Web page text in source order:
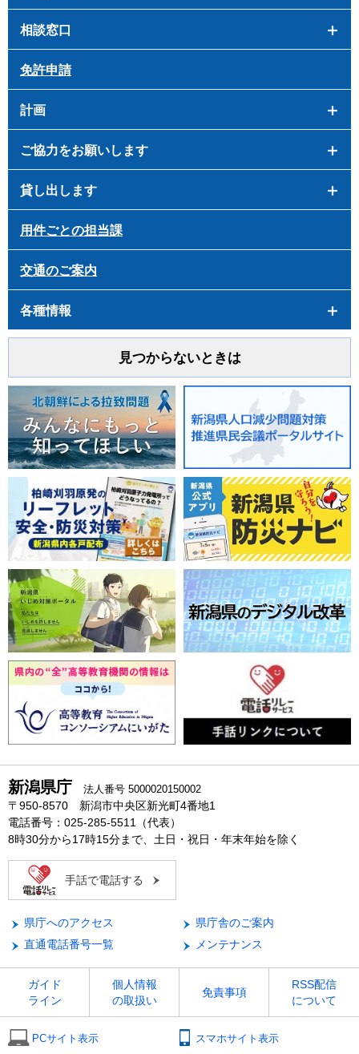
相談窓口
免許申請
計画
ご協力をお願いします
貸し出します
用件ごとの担当課
交通のご案内
各種情報
見つからないときは
新潟県庁 法人番号 5000020150002
〒950-8570 新潟市中央区新光町4番地1
電話番号：025-285-5511（代表）
8時30分から17時15分まで、土日・祝日・年末年始を除く
手話で電話する
県庁へのアクセス
県庁舎のご案内
直通電話番号一覧
メンテナンス
ガイド
ライン
個人情報
の取扱い
免責事項
RSS配信
について
PCサイト表示 スマホサイト表示